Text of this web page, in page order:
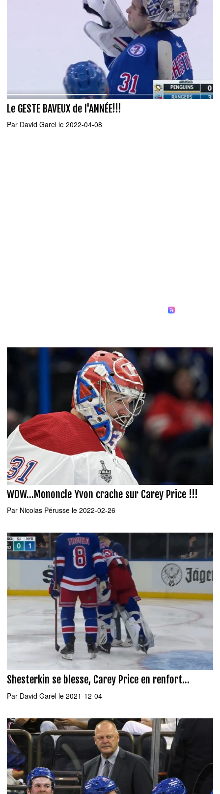
Le GESTE BAVEUX de l'ANNÉE!!!
Par David Garel le 2022-04-08
WOW...Mononcle Yvon crache sur Carey Price !!!
Par Nicolas Pérusse le 2022-02-26
Shesterkin se blesse, Carey Price en renfort...
Par David Garel le 2021-12-04